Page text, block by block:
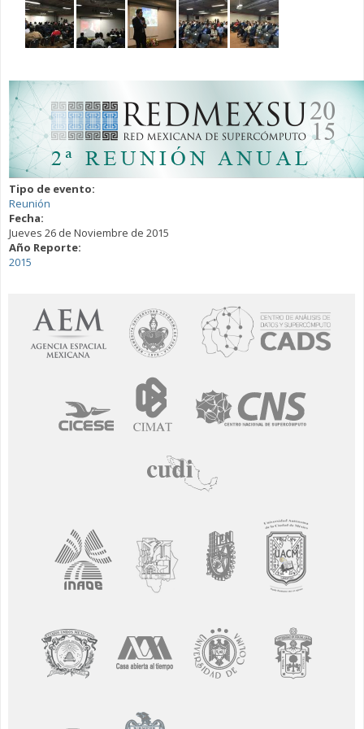
Tipo de evento:
Reunión
Fecha:
Jueves 26 de Noviembre de 2015
Año Reporte:
2015